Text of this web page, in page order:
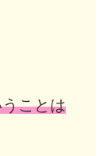
ことは